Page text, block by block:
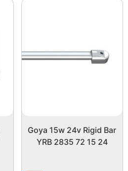
Goya 15w 24v Rigid Bar
YRB 2835 72 15 24